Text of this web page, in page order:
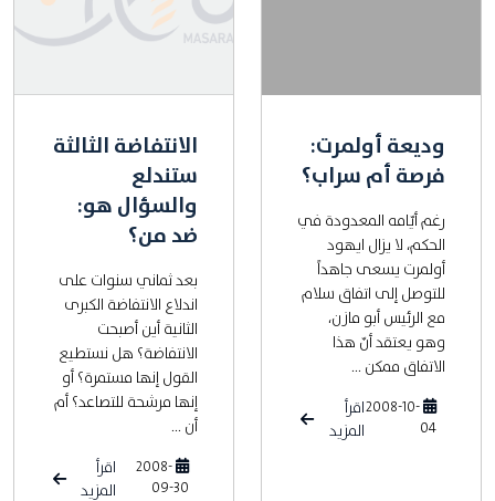
وديعة أولمرت:
فرصة أم سراب؟
رغم أيّامه المعدودة في
الحكم، لا يزال ايهود
أولمرت يسعى جاهداً
للتوصل إلى اتفاق سلام
مع الرئيس أبو مازن،
وهو يعتقد أنّ هذا
الاتفاق ممكن ...
2008-10-
04
اقرأ
المزيد
الانتفاضة الثالثة
ستندلع
والسؤال هو:
ضد من؟
بعد ثماني سنوات على
اندلاع الانتفاضة الكبرى
الثانية أين أصبحت
الانتفاضة؟ هل نستطيع
القول إنها مستمرة؟ أو
إنها مرشحة للتصاعد؟ أم
أن ...
2008-
09-30
اقرأ
المزيد